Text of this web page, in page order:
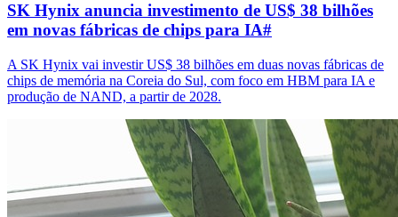
SK Hynix anuncia investimento de US$ 38 bilhões
em novas fábricas de chips para IA#
A SK Hynix vai investir US$ 38 bilhões em duas novas fábricas de
chips de memória na Coreia do Sul, com foco em HBM para IA e
produção de NAND, a partir de 2028.